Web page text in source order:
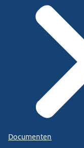
Documenten